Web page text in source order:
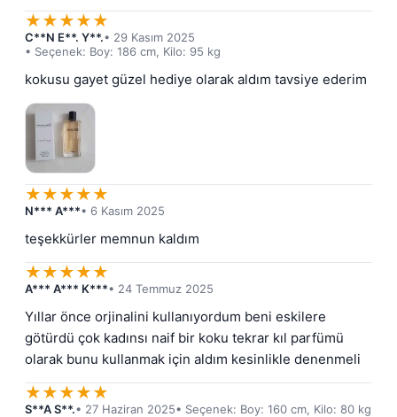
★★★★★
C**N E**. Y**.• 29 Kasım 2025
• Seçenek: Boy: 186 cm, Kilo: 95 kg
kokusu gayet güzel hediye olarak aldım tavsiye ederim
★★★★★
N*** A***• 6 Kasım 2025
teşekkürler memnun kaldım
★★★★★
A*** A*** K***• 24 Temmuz 2025
Yıllar önce orjinalini kullanıyordum beni eskilere
götürdü çok kadınsı naif bir koku tekrar kıl parfümü
olarak bunu kullanmak için aldım kesinlikle denenmeli
★★★★★
S**A S**.• 27 Haziran 2025• Seçenek: Boy: 160 cm, Kilo: 80 kg